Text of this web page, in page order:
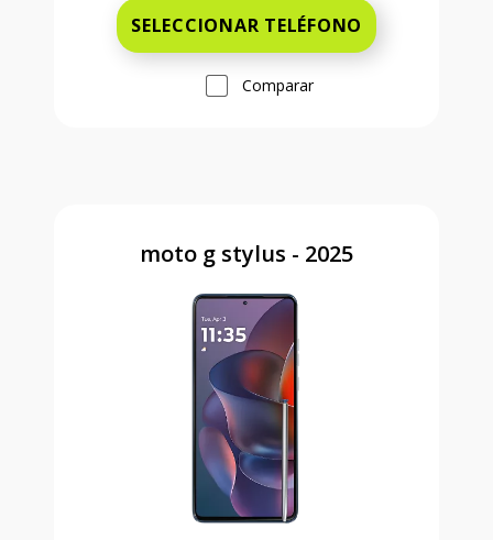
SELECCIONAR TELÉFONO
Comparar
moto g stylus - 2025